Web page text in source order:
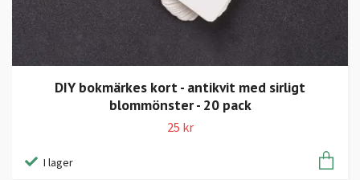
DIY bokmärkes kort - antikvit med sirligt
blommönster - 20 pack
25 kr
I lager